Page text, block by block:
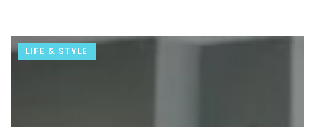
LIFE & STYLE